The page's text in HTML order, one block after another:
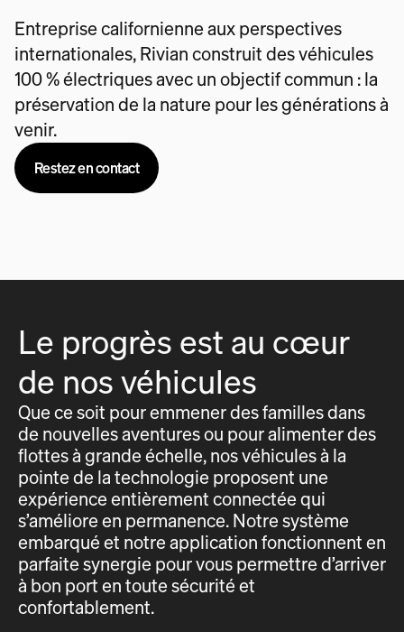
Entreprise californienne aux perspectives
internationales, Rivian construit des véhicules
100 % électriques avec un objectif commun : la
préservation de la nature pour les générations à
venir.
Restez en contact
Le progrès est au cœur
de nos véhicules
Que ce soit pour emmener des familles dans
de nouvelles aventures ou pour alimenter des
flottes à grande échelle, nos véhicules à la
pointe de la technologie proposent une
expérience entièrement connectée qui
s’améliore en permanence. Notre système
embarqué et notre application fonctionnent en
parfaite synergie pour vous permettre d’arriver
à bon port en toute sécurité et
confortablement.